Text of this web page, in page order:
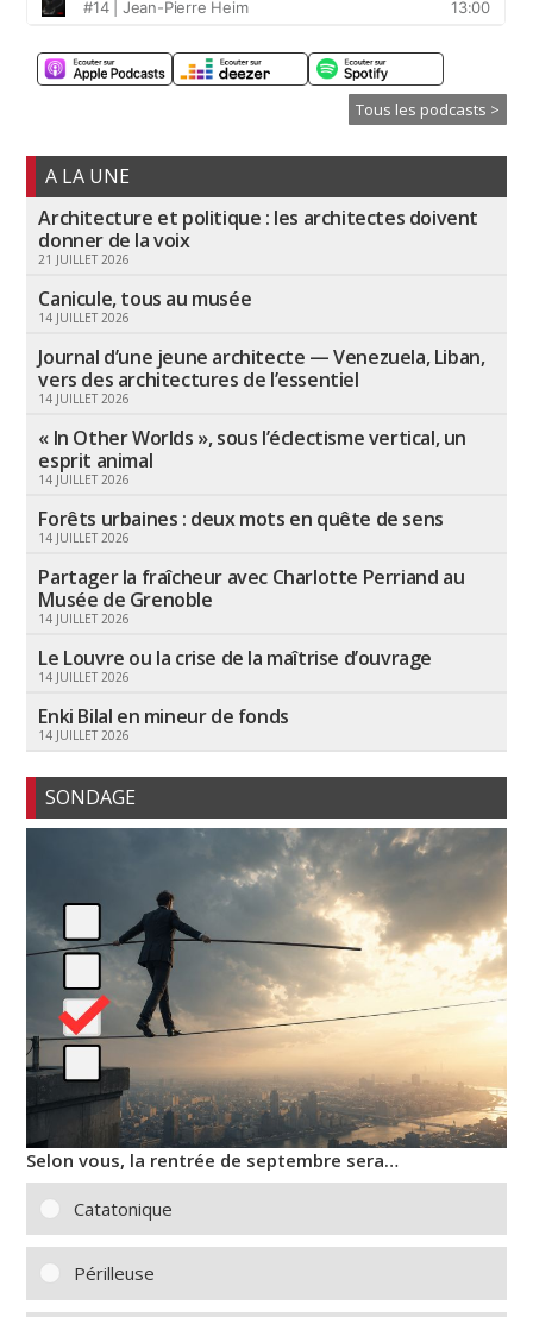
Tous les podcasts >
A LA UNE
Architecture et politique : les architectes doivent
donner de la voix
21 JUILLET 2026
Canicule, tous au musée
14 JUILLET 2026
Journal d’une jeune architecte — Venezuela, Liban,
vers des architectures de l’essentiel
14 JUILLET 2026
« In Other Worlds », sous l’éclectisme vertical, un
esprit animal
14 JUILLET 2026
Forêts urbaines : deux mots en quête de sens
14 JUILLET 2026
Partager la fraîcheur avec Charlotte Perriand au
Musée de Grenoble
14 JUILLET 2026
Le Louvre ou la crise de la maîtrise d’ouvrage
14 JUILLET 2026
Enki Bilal en mineur de fonds
14 JUILLET 2026
SONDAGE
Selon vous, la rentrée de septembre sera…
Catatonique
Périlleuse